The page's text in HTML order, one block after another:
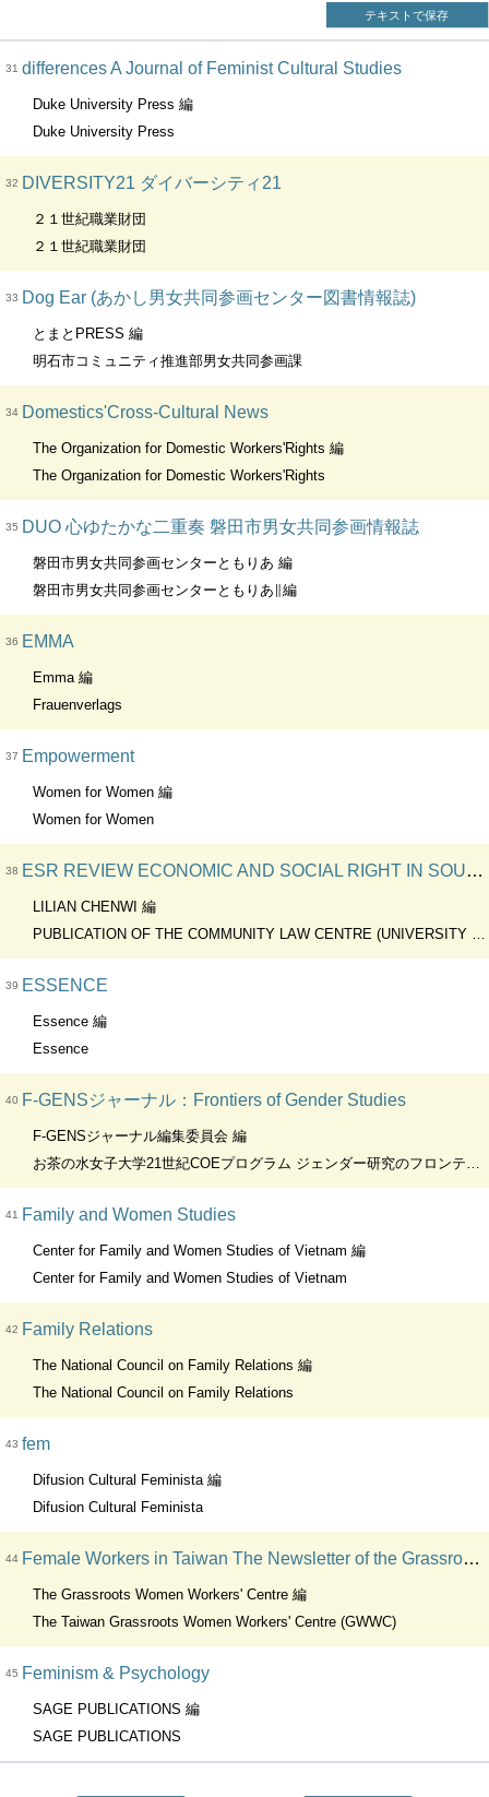
テキストで保存
31 differences A Journal of Feminist Cultural Studies
Duke University Press 編
Duke University Press
32 DIVERSITY21 ダイバーシティ21
２１世紀職業財団
２１世紀職業財団
33 Dog Ear (あかし男女共同参画センター図書情報誌)
とまとPRESS 編
明石市コミュニティ推進部男女共同参画課
34 Domestics'Cross-Cultural News
The Organization for Domestic Workers'Rights 編
The Organization for Domestic Workers'Rights
35 DUO 心ゆたかな二重奏 磐田市男女共同参画情報誌
磐田市男女共同参画センターともりあ 編
磐田市男女共同参画センターともりあ∥編
36 EMMA
Emma 編
Frauenverlags
37 Empowerment
Women for Women 編
Women for Women
38 ESR REVIEW ECONOMIC AND SOCIAL RIGHT IN SOUTH AFRICA
LILIAN CHENWI 編
PUBLICATION OF THE COMMUNITY LAW CENTRE (UNIVERSITY OF THE WESTERN CAPE)
39 ESSENCE
Essence 編
Essence
40 F-GENSジャーナル：Frontiers of Gender Studies
F-GENSジャーナル編集委員会 編
お茶の水女子大学21世紀COEプログラム ジェンダー研究のフロンティア(F-GENS）
41 Family and Women Studies
Center for Family and Women Studies of Vietnam 編
Center for Family and Women Studies of Vietnam
42 Family Relations
The National Council on Family Relations 編
The National Council on Family Relations
43 fem
Difusion Cultural Feminista 編
Difusion Cultural Feminista
44 Female Workers in Taiwan The Newsletter of the Grassroots Women Worker's Centre
The Grassroots Women Workers' Centre 編
The Taiwan Grassroots Women Workers' Centre (GWWC)
45 Feminism & Psychology
SAGE PUBLICATIONS 編
SAGE PUBLICATIONS